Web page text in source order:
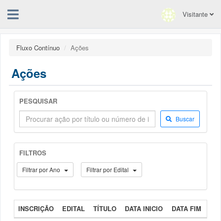
Visitante
Fluxo Contínuo Ações
Ações
PESQUISAR
Buscar
FILTROS
Filtrar por Ano Filtrar por Edital
INSCRIÇÃO EDITAL TÍTULO DATA INICIO DATA FIM